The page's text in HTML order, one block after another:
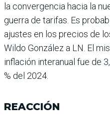
la conver­gencia hacia la
guerra de tarifas. Es
ajustes en los precios de
Wildo González a LN. El
inflación interanual fue de
% del 2024.
REACCIÓN